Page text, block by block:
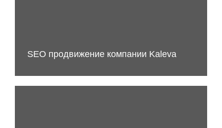
SEO продвижение компании Kaleva